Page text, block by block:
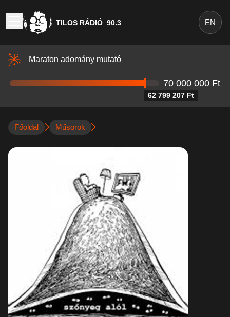
TILOS RÁDIÓ 90.3 EN
Maraton adomány mutató
62 799 207 Ft
70 000 000 Ft
Főoldal Műsorok